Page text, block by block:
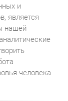
и
является
нашей
человека